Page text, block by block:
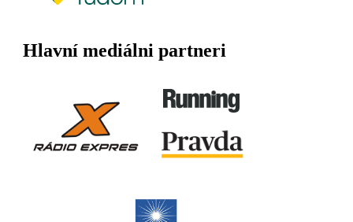
Hlavní mediálni partneri